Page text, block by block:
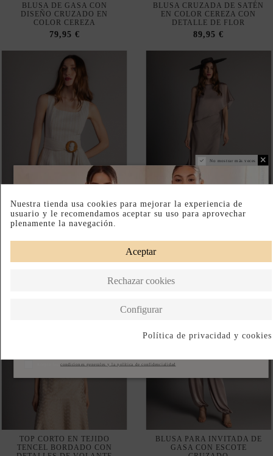
TOP DE TIRANTES CON
PEPLUM Y CINTURÓN
TOP DE GASA COLOR VISÓN
CON CORTE ASIMÉTRICO
ESTILO CAPA
DETALLES DE VOLANTE
BLUSA PARA INVITADA DE
GASA CON ESCOTE
CRUZADO
79,95 €